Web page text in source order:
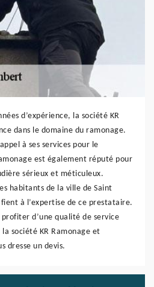
d’expérience, la société KR
dans le domaine du ramonage.
à ses services pour le
est également réputé pour
sérieux et méticuleux.
habitants de la ville de Saint
à l’expertise de ce prestataire.
profiter d’une qualité de service
société KR Ramonage et
dresse un devis.